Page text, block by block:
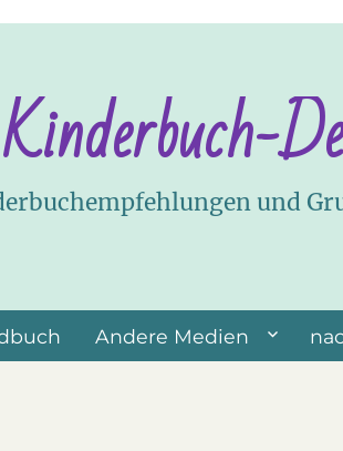
Kinderbuch-
und
Andere Medien